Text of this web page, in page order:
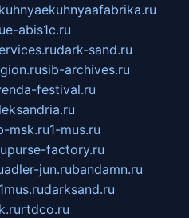
kuhnyaekuhnyaafabrika.ru
e-abis1c.ru
dark-sand.ru
sib-archives.ru
festival.ru
msk.ru1-mus.ru
purse-factory.ru
adler-jun.rubandamn.ru
1mus.rudarksand.ru
rtdco.ru